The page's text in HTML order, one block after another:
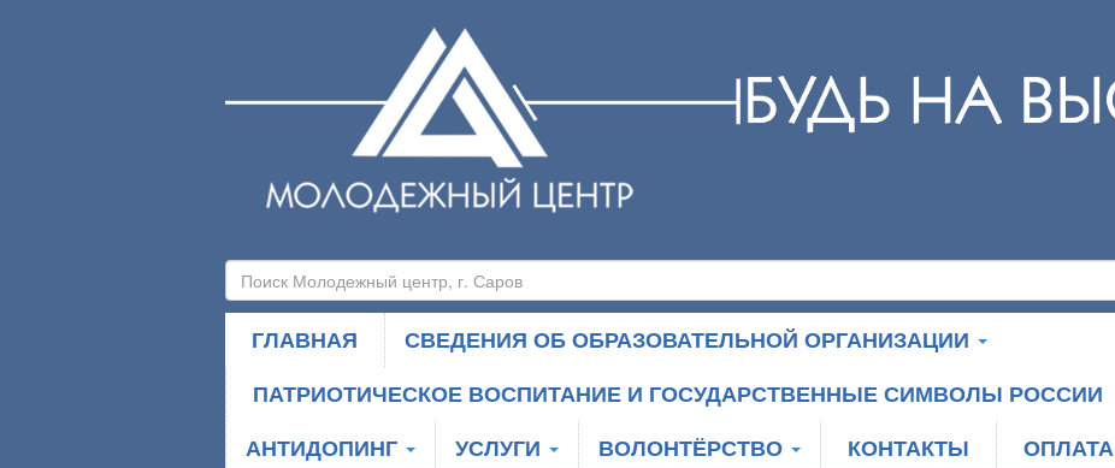
ГЛАВНАЯ
СВЕДЕНИЯ ОБ ОБРАЗОВАТЕЛЬНОЙ ОРГАНИЗАЦИИ
ПАТРИОТИЧЕСКОЕ ВОСПИТАНИЕ И ГОСУДАРСТВЕННЫЕ СИМВОЛЫ РОССИИ
АНТИДОПИНГ
УСЛУГИ ВОЛОНТЁРСТВО КОНТАКТЫ ОПЛАТА